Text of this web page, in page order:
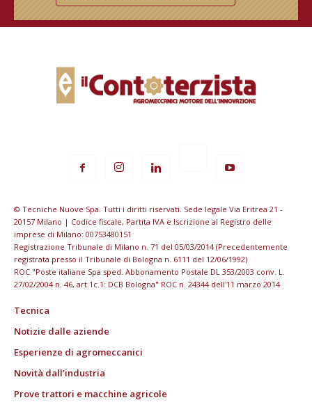
© Tecniche Nuove Spa. Tutti i diritti riservati. Sede legale Via Eritrea 21 -
20157 Milano | Codice fiscale, Partita IVA e Iscrizione al Registro delle
imprese di Milano: 00753480151
Registrazione Tribunale di Milano n. 71 del 05/03/2014 (Precedentemente
registrata presso il Tribunale di Bologna n. 6111 del 12/06/1992)
ROC "Poste italiane Spa sped. Abbonamento Postale DL 353/2003 conv. L.
27/02/2004 n. 46, art.1c.1: DCB Bologna" ROC n. 24344 dell'11 marzo 2014
Tecnica
Notizie dalle aziende
Esperienze di agromeccanici
Novità dall’industria
Prove trattori e macchine agricole